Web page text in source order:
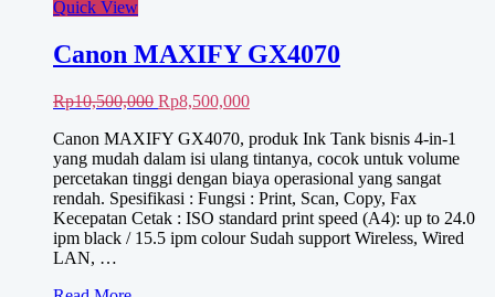
Quick View
Canon MAXIFY GX4070
Rp10,500,000 Harga
adalah:
Rp10,500,000.
Rp8,500,000Harga
ini
adalah:
Rp8,500,000.
Canon MAXIFY GX4070, produk Ink Tank bisnis 4-in-1
yang mudah dalam isi ulang tintanya, cocok untuk volume
percetakan tinggi dengan biaya operasional yang sangat
rendah. Spesifikasi : Fungsi : Print, Scan, Copy, Fax
Kecepatan Cetak : ISO standard print speed (A4): up to 24.0
ipm black / 15.5 ipm colour Sudah support Wireless, Wired
LAN, …